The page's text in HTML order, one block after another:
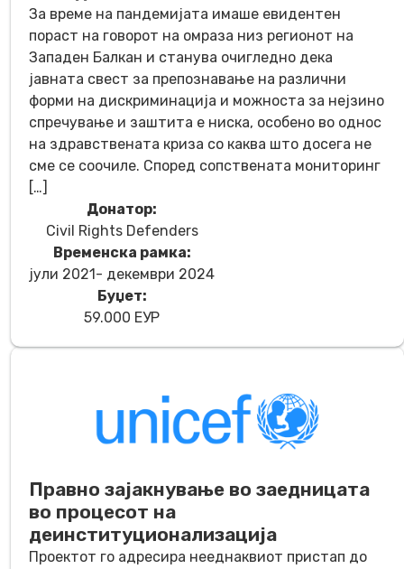
За време на пандемијата имаше евидентен
пораст на говорот на омраза низ регионот на
Западен Балкан и станува очигледно дека
јавната свест за препознавање на различни
форми на дискриминација и можноста за нејзино
спречување и заштита е ниска, особено во однос
на здравствената криза со каква што досега не
сме се соочиле. Според сопствената мониторинг
[…]
Донатор:
Civil Rights Defenders
Временска рамка:
јули 2021- декември 2024
Буџет:
59.000 ЕУР
Правно зајакнување во заедницата
во процесот на
деинституционализација
Проектот го адресира нееднаквиот пристап до